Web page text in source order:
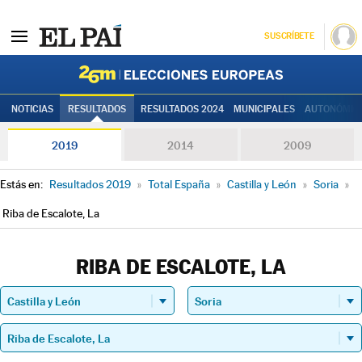
SUSCRÍBETE
NOTICIAS RESULTADOS RESULTADOS 2024 MUNICIPALES
2019 2014 2009
Estás en: Resultados 2019 » Total España » Castilla y León » Soria »
Riba de Escalote, La
RIBA DE ESCALOTE, LA